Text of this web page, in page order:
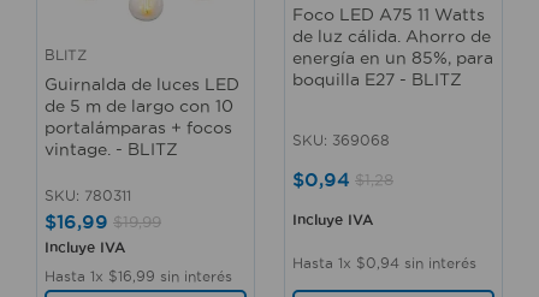
BLITZ
Guirnalda de luces LED
de 5 m de largo con 10
portalámparas + focos
vintage. - BLITZ
SKU: 780311
$16,99 $19,99
Incluye IVA
Hasta 1x $16 99 sin interés
Foco LED A75 11 Watts
de luz cálida. Ahorro de
energía en un 85%, para
boquilla E27 - BLITZ
SKU: 369068
$0,94 $1,28
Incluye IVA
Hasta 1x $0 94 sin interés